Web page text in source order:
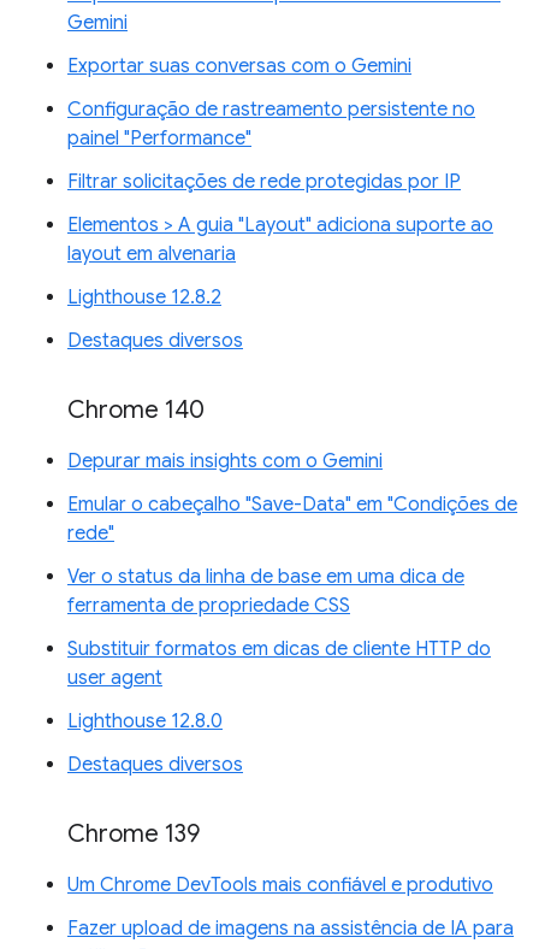
Gemini
Exportar suas conversas com o Gemini
Configuração de rastreamento persistente no
painel "Performance"
Filtrar solicitações de rede protegidas por IP
Elementos > A guia "Layout" adiciona suporte ao
layout em alvenaria
Lighthouse 12.8.2
Destaques diversos
Chrome 140
Depurar mais insights com o Gemini
Emular o cabeçalho "Save-Data" em "Condições de
rede"
Ver o status da linha de base em uma dica de
ferramenta de propriedade CSS
Substituir formatos em dicas de cliente HTTP do
user agent
Lighthouse 12.8.0
Destaques diversos
Chrome 139
Um Chrome DevTools mais confiável e produtivo
Fazer upload de imagens na assistência de IA para